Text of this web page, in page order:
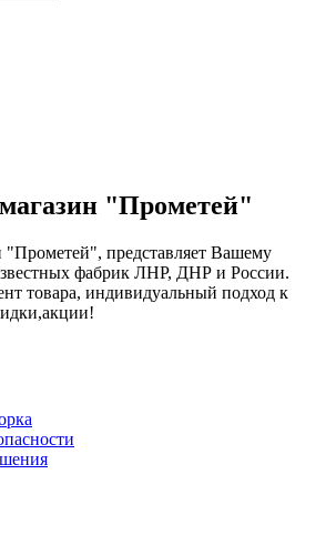
"Прометей"
представляет Вашему
фабрик ЛНР, ДНР и России.
товара, индивидуальный подход к